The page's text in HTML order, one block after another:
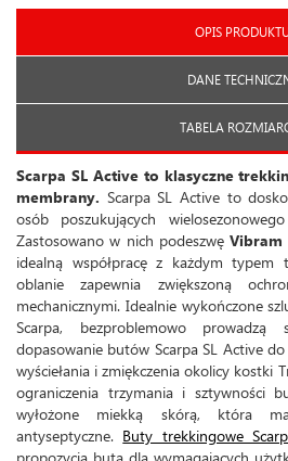
OPIS
DANE
TABELA
Scarpa SL Active to klasyczne
membrany. Scarpa SL Active to
osób poszukujących
Zastosowano w nich podeszwęVibram
idealną współpracę z każdym typem
oblanie zapewnia zwiększoną
mechanicznymi. Idealnie wykończone
Scarpa, bezproblemowo prowadzą
dopasowanie butów Scarpa SL Active
wyściełania i zmiękczenia okolicy kostki
ograniczenia trzymania i sztywności
wyłożone miekką skórą, która ma
antyseptyczne. Buty trekkingowe